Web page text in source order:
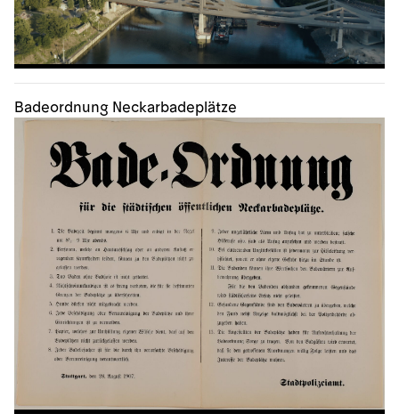
Badeordnung Neckarbadeplätze